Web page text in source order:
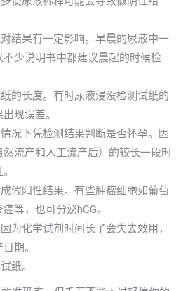
结果有一定影响。早晨的尿液中一
不少说明书中都建议晨起的时候检
的长度。有时尿液浸没检测试纸的
现误差。
况下凭检测结果判断是否怀孕。因
流产和人工流产后）的较长一段时
假阳性结果。有些肿瘤细胞如葡萄
等，也可分泌hCG。
为化学试剂时间长了会失去效用，
期。
纸。